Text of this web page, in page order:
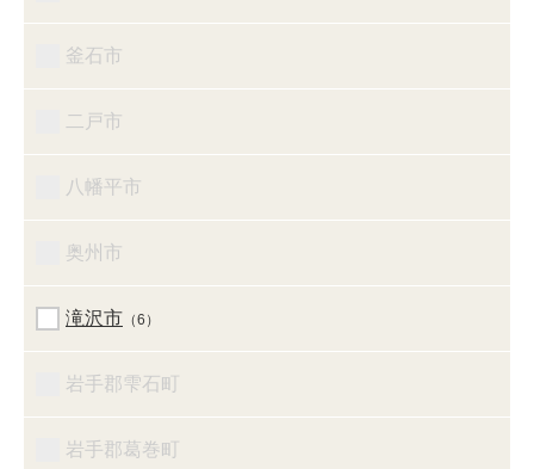
釜石市
二戸市
八幡平市
奥州市
滝沢市 （6）
岩手郡雫石町
岩手郡葛巻町